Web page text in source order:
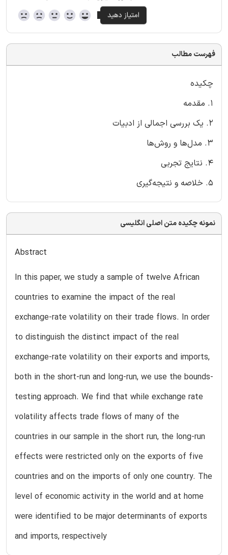
فهرست مطالب
چکیده
1. مقدمه
2. یک بررسی اجمالی از ادبیات
3. مدل‌ها و روش‌ها
4. نتایج تجربی
5. خلاصه و نتیجه‌گیری
نمونه چکیده متن اصلی انگلیسی
Abstract
In this paper, we study a sample of twelve African
countries to examine the impact of the real
exchange-rate volatility on their trade flows. In order
to distinguish the distinct impact of the real
exchange-rate volatility on their exports and imports,
both in the short-run and long-run, we use the bounds-
testing approach. We find that while exchange rate
volatility affects trade flows of many of the
countries in our sample in the short run, the long-run
effects were restricted only on the exports of five
countries and on the imports of only one country. The
level of economic activity in the world and at home
were identified to be major determinants of exports
and imports, respectively